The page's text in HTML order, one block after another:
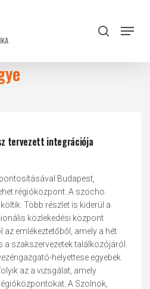
search
Menu
tervezett integrációja
Budapest,
régióközpont. A szocho
Több részlet is kiderül a
közlekedési központ
emlékeztetőből, amely a hét
a szakszervezetek találkozójáról.
helyettese egyebek
az a vizsgálat, amely
A Szolnok,
Close